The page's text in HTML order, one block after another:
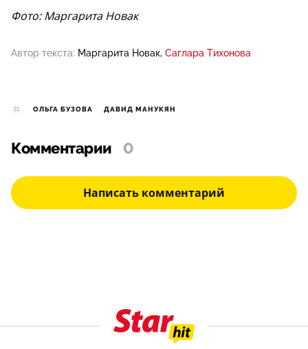
Фото: Маргарита Новак
Автор текста: Маргарита Новак Саглара Тихонова
ОЛЬГА БУЗОВА ДАВИД МАНУКЯН
Комментарии 0
Написать комментарий